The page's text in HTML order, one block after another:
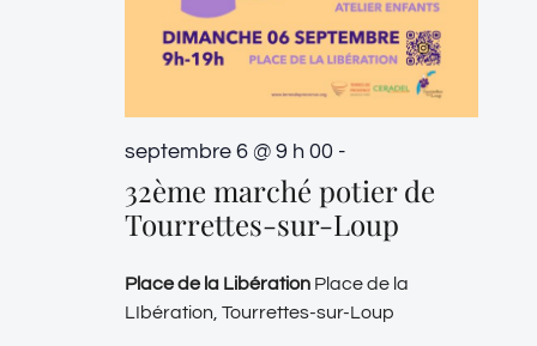
septembre 6 @ 9 h 00 -
32ème marché potier de
Tourrettes-sur-Loup
Place de la Libération Place de la
LIbération, Tourrettes-sur-Loup